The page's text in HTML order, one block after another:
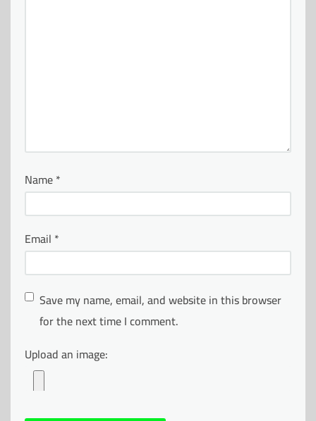
Name*
Email *
Save my name, email, and website in this browser
for the next time I comment.
Upload an image: